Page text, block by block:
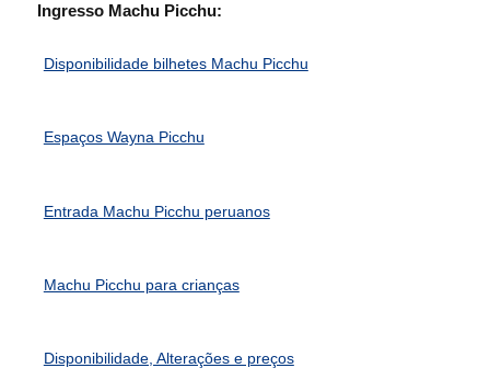
Ingresso Machu Picchu:
Disponibilidade bilhetes Machu Picchu
Espaços Wayna Picchu
Entrada Machu Picchu peruanos
Machu Picchu para crianças
Disponibilidade, Alterações e preços